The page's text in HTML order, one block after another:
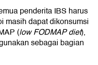
penderita IBS harus
masih dapat dikonsumsi
(low FODMAP diet),
sebagai bagian